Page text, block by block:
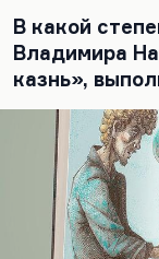
посмертно
В какой
Владимира
казнь»,